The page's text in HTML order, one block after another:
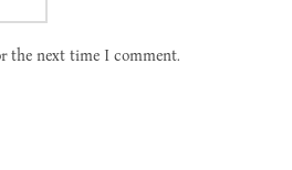
the next time I comment.